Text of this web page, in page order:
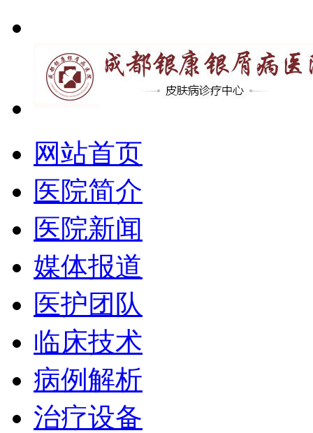
网站首页
医院简介
医院新闻
媒体报道
医护团队
临床技术
病例解析
治疗设备